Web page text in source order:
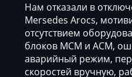
Derways
Deutz
Dewulf
Нам отказали в
Mersedes Arocs,
отсутствием
блоков MCM и ACM,
аварийный режим,
скоростей вручную,